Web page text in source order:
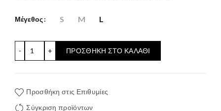
Μέγεθος S M L
ΠΡΟΣΘΉΚΗ ΣΤΟ ΚΑΛΆΘΙ
Προσθήκη στις Επιθυμίες
Σύγκριση προϊόντων